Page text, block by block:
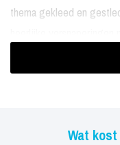
thema gekleed en
Boekingen WK
gezellige
Wat